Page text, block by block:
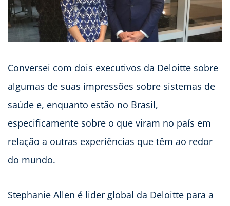
Conversei com dois executivos da Deloitte sobre
algumas de suas impressões sobre sistemas de
saúde e, enquanto estão no Brasil,
especificamente sobre o que viram no país em
relação a outras experiências que têm ao redor
do mundo.
Stephanie Allen é lider global da Deloitte para a